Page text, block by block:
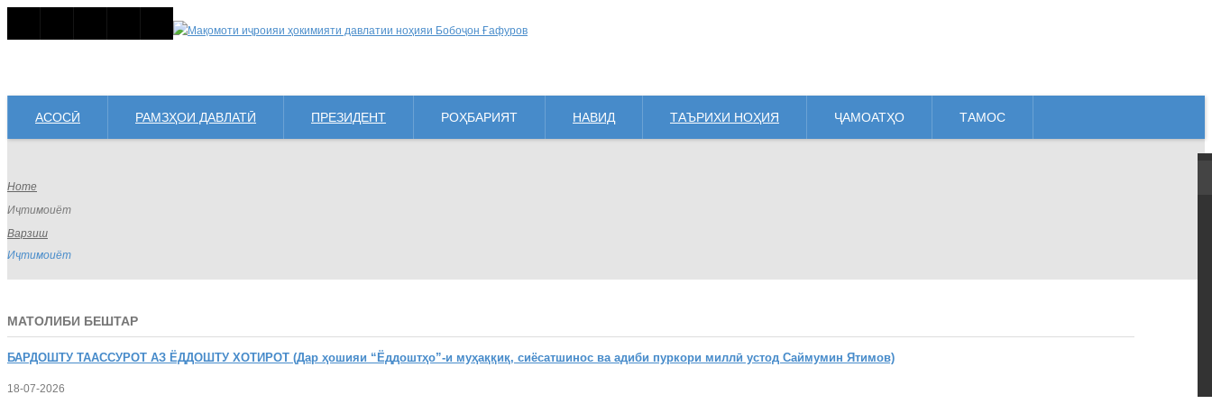
АСОСӢ РАМЗҲОИ ДАВЛАТӢ ПРЕЗИДЕНТ РОҲБАРИЯТ НАВИД ТАЪРИХИ НОҲИЯ ҶАМОАТҲО ТАМОС
Home
Иҷтимоиёт
Варзиш
Иҷтимоиёт
МАТОЛИБИ БЕШТАР
БАРДОШТУ ТААССУРОТ АЗ ЁДДОШТУ ХОТИРОТ (Дар ҳошияи “Ёддоштҳо”-и муҳаққиқ, сиёсатшинос ва адиби пуркори миллӣ устод Саймумин Ятимов)
18-07-2026